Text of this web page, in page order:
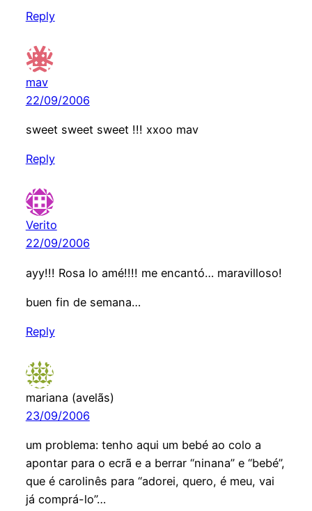
Reply
mav
22/09/2006
sweet sweet sweet !!! xxoo mav
Reply
Verito
22/09/2006
ayy!!! Rosa lo amé!!!! me encantó… maravilloso!
buen fin de semana…
Reply
mariana (avelãs)
23/09/2006
um problema: tenho aqui um bebé ao colo a
apontar para o ecrã e a berrar “ninana” e “bebé”,
que é carolinês para “adorei, quero, é meu, vai
já comprá-lo”…